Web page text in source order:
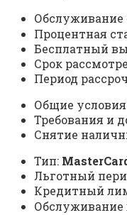
Обслуживание
Процентная
Бесплатный
Срок
Период
Общие условия
Требования и
Снятие
Тип:
Льготный
Кредитный
Обслуживание